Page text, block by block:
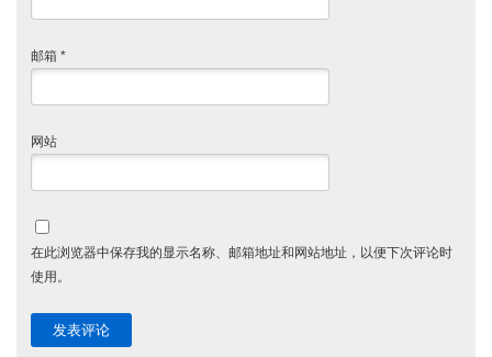
邮箱 *
网站
在此浏览器中保存我的显示名称、邮箱地址和网站地址，以便下次评论时
使用。